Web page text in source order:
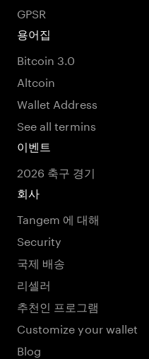
GPSR
용어집
Bitcoin 3.0
Altcoin
Wallet Address
See all termins
이벤트
2026 축구 경기
회사
Tangem 에 대해
Security
국제 배송
리셀러
추천인 프로그램
Customize your wallet
Blog